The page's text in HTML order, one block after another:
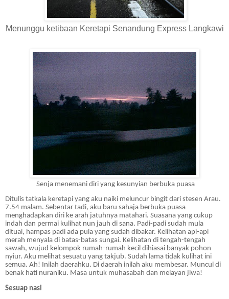
Menunggu ketibaan Keretapi Senandung Express Langkawi
Senja menemani diri yang kesunyian berbuka puasa
Ditulis tatkala keretapi yang aku naiki meluncur bingit dari stesen Arau.
7.54 malam. Sebentar tadi, aku baru sahaja berbuka puasa
menghadapkan diri ke arah jatuhnya matahari. Suasana yang cukup
indah dan permai kulihat nun jauh di sana. Padi-padi sudah mula
dituai, hampas padi ada pula yang sudah dibakar. Kelihatan api-api
merah menyala di batas-batas sungai. Kelihatan di tengah-tengah
sawah, wujud kelompok rumah-rumah kecil dihiasai banyak pohon
nyiur. Aku melihat sesuatu yang takjub. Sudah lama tidak kulihat ini
semua. Ah! Inilah daerahku. Di daerah inilah aku membesar. Muncul di
benak hati nuraniku. Masa untuk muhasabah dan melayan jiwa!
Sesuap nasi